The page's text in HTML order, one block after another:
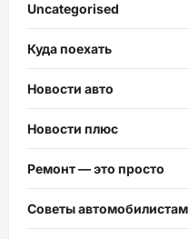
Uncategorised
Куда поехать
Новости авто
Новости плюс
Ремонт — это просто
Советы автомобилистам